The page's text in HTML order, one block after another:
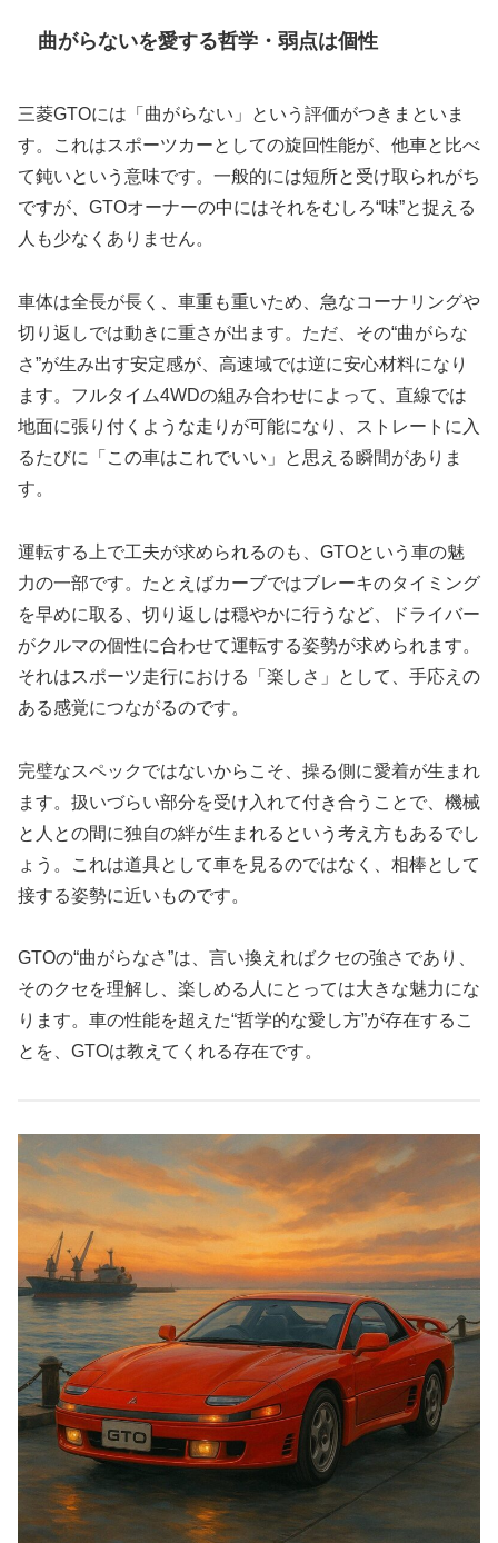
曲がらないを愛する哲学・弱点は個性
三菱GTOには「曲がらない」という評価がつきまといま
す。これはスポーツカーとしての旋回性能が、他車と比べ
て鈍いという意味です。一般的には短所と受け取られがち
ですが、GTOオーナーの中にはそれをむしろ“味”と捉える
人も少なくありません。
車体は全長が長く、車重も重いため、急なコーナリングや
切り返しでは動きに重さが出ます。ただ、その“曲がらな
さ”が生み出す安定感が、高速域では逆に安心材料になり
ます。フルタイム4WDの組み合わせによって、直線では
地面に張り付くような走りが可能になり、ストレートに入
るたびに「この車はこれでいい」と思える瞬間がありま
す。
運転する上で工夫が求められるのも、GTOという車の魅
力の一部です。たとえばカーブではブレーキのタイミング
を早めに取る、切り返しは穏やかに行うなど、ドライバー
がクルマの個性に合わせて運転する姿勢が求められます。
それはスポーツ走行における「楽しさ」として、手応えの
ある感覚につながるのです。
完璧なスペックではないからこそ、操る側に愛着が生まれ
ます。扱いづらい部分を受け入れて付き合うことで、機械
と人との間に独自の絆が生まれるという考え方もあるでし
ょう。これは道具として車を見るのではなく、相棒として
接する姿勢に近いものです。
GTOの“曲がらなさ”は、言い換えればクセの強さであり、
そのクセを理解し、楽しめる人にとっては大きな魅力にな
ります。車の性能を超えた“哲学的な愛し方”が存在するこ
とを、GTOは教えてくれる存在です。